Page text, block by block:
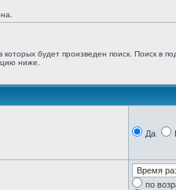
будет произведен поиск. Поиск в
ниже.
Да
по